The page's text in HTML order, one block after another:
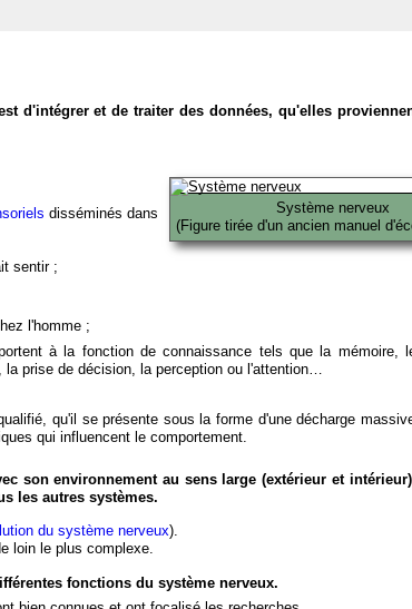
d'intégrer et de traiter des données, qu'elles
Système nerveux
(Figure tirée d'un ancien manuel
disséminés dans
sentir ;
l'homme ;
à la fonction de connaissance tels que la mémoire,
la prise de décision, la perception ou l'attention…
qu'il se présente sous la forme d'une décharge
qui influencent le comportement.
son environnement au sens large (extérieur et
les autres systèmes.
du système nerveux).
loin le plus complexe.
fonctions du système nerveux.